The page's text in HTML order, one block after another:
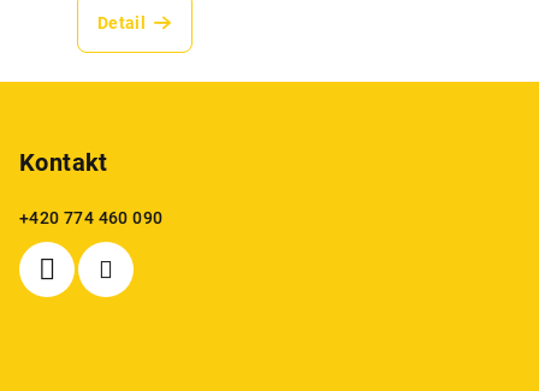
Detail
Kontakt
+420 774 460 090